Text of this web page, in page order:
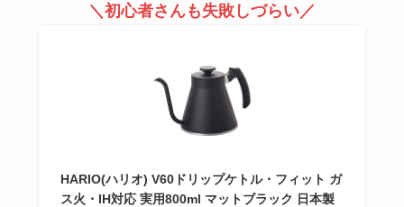
＼初心者さんも失敗しづらい／
HARIO(ハリオ) V60ドリップケトル・フィット ガ
ス火・IH対応 実用800ml マットブラック 日本製